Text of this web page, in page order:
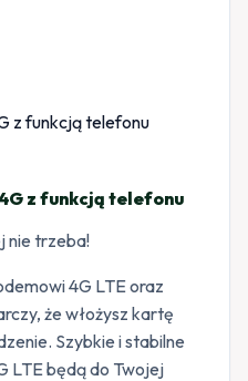
z funkcją telefonu
nie trzeba!
4G LTE oraz
że włożysz kartę
Szybkie i stabilne
LTE będą do Twojej